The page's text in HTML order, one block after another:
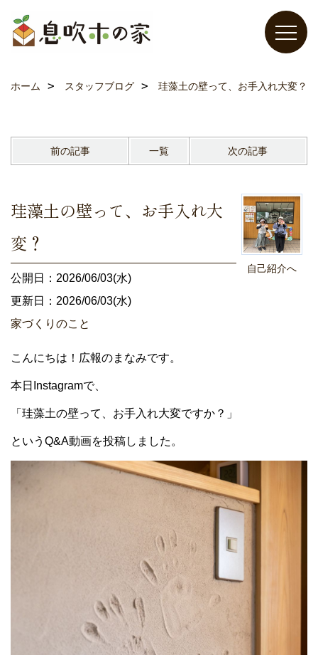
ホーム スタッフブログ 珪藻土の壁って、お手入れ大変？
前の記事 一覧 次の記事
自己紹介へ
珪藻土の壁って、お手入れ大
変？
公開日：2026/06/03(水)
更新日：2026/06/03(水)
家づくりのこと
こんにちは！広報のまなみです。
本日Instagramで、
「珪藻土の壁って、お手入れ大変ですか？」
というQ&A動画を投稿しました。